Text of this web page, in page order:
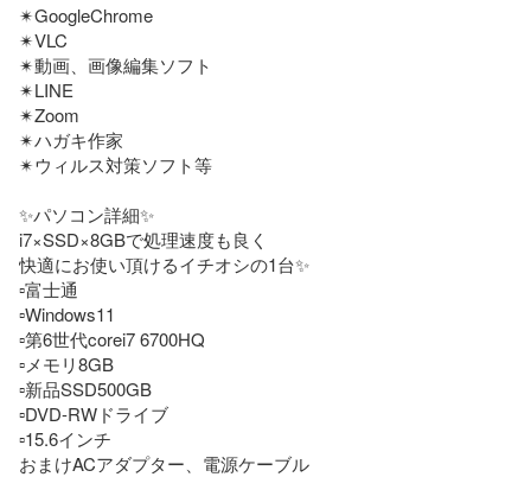
✴GoogleChrome
✴VLC
✴動画、画像編集ソフト
✴LINE
✴Zoom
✴ハガキ作家
✴ウィルス対策ソフト等
✨パソコン詳細✨
i7×SSD×8GBで処理速度も良く
快適にお使い頂けるイチオシの1台✨️
▫️富士通
▫️Windows11
▫️第6世代corei7 6700HQ
▫️メモリ8GB
▫️新品SSD500GB
▫️DVD-RWドライブ
▫️15.6インチ
おまけACアダプター、電源ケーブル